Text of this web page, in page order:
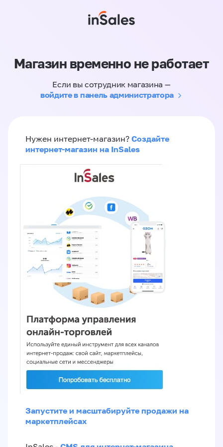
Магазин временно не работает
Если вы сотрудник магазина —
войдите в панель администратора
Нужен интернет-магазин? Создайте
интернет-магазин на InSales
Запустите и масштабируйте продажи на
маркетплейсах